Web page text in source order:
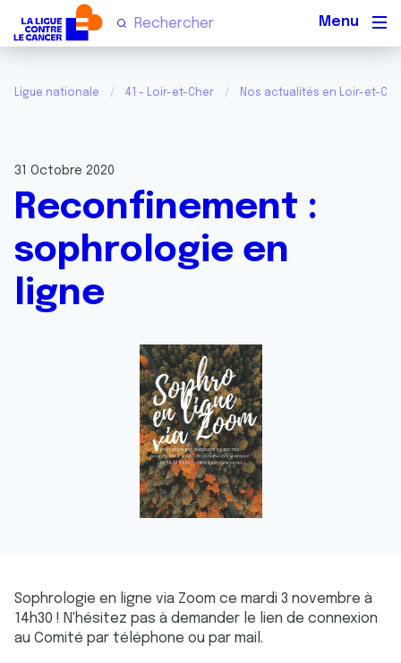
Ligue nationale 41 - Loir-et-Cher Nos actualités en Loir-et-
31 Octobre 2020
Reconfinement :
sophrologie en
ligne
Sophrologie en ligne via Zoom ce mardi 3 novembre à
14h30 ! N'hésitez pas à demander le lien de connexion
au Comité par téléphone ou par mail.